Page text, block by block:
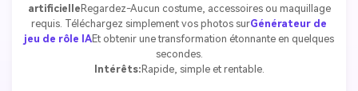
artificielle Regardez-Aucun costume, accessoires ou maquillage
requis. Téléchargez simplement vos photos surGénérateur de
jeu de rôle IAEt obtenir une transformation étonnante en quelques
secondes.
Intérêts: Rapide, simple et rentable.